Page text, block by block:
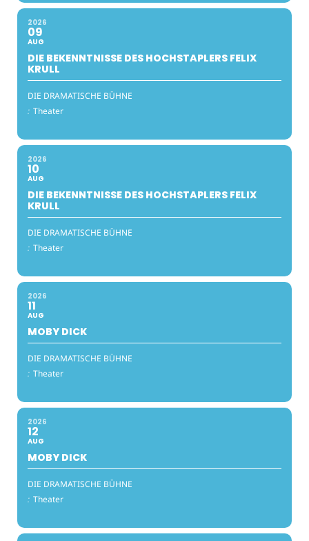
2026
09
AUG
DIE BEKENNTNISSE DES HOCHSTAPLERS FELIX
KRULL
DIE DRAMATISCHE BÜHNE
: Theater
2026
10
AUG
DIE BEKENNTNISSE DES HOCHSTAPLERS FELIX
KRULL
DIE DRAMATISCHE BÜHNE
: Theater
2026
11
AUG
MOBY DICK
DIE DRAMATISCHE BÜHNE
: Theater
2026
12
AUG
MOBY DICK
DIE DRAMATISCHE BÜHNE
: Theater